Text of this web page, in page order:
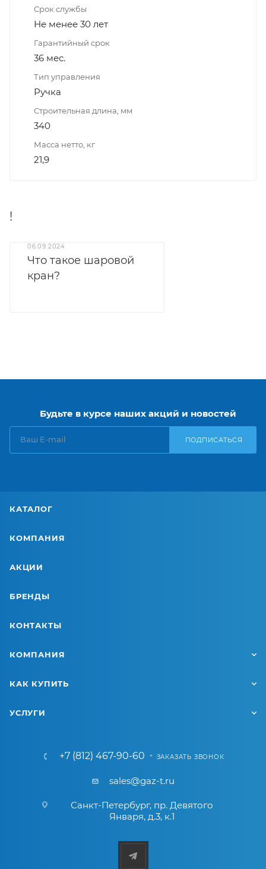
Срок службы
Не менее 30 лет
Гарантийный срок
36 мес.
Тип управления
Ручка
Строительная длина, мм
340
Масса нетто, кг
21,9
!
06.09.2024
Что такое шаровой
кран?
Будьте в курсе наших акций и новостей
ПОДПИСАТЬСЯ
КАТАЛОГ
КОМПАНИЯ
АКЦИИ
БРЕНДЫ
КОНТАКТЫ
КОМПАНИЯ
КАК КУПИТЬ
УСЛУГИ
+7 (812) 467-90-60 ЗАКАЗАТЬ ЗВОНОК
sales@gaz-t.ru
Санкт-Петербург, пр. Девятого
Января, д.3, к.1